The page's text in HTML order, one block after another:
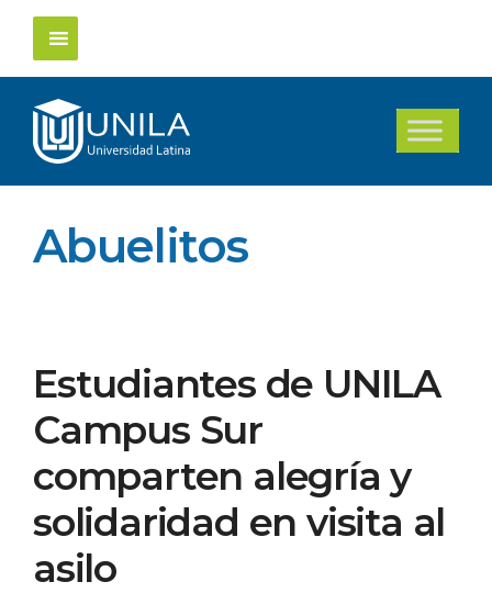
Saltar
contenido
Abuelitos
Estudiantes de UNILA
Campus Sur
comparten alegría y
solidaridad en visita al
asilo